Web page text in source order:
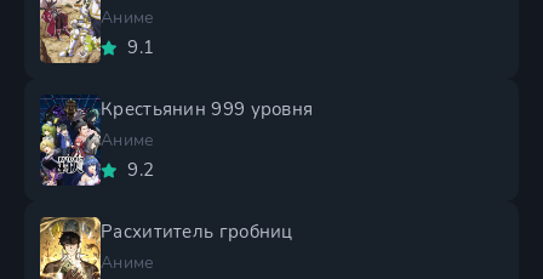
Аниме
9.1
Крестьянин 999 уровня
Аниме
9.2
Расхититель гробниц
Аниме